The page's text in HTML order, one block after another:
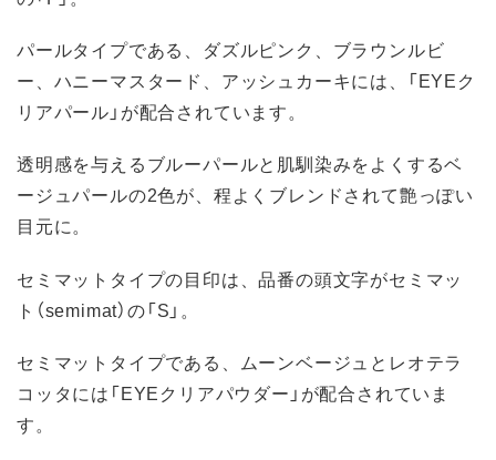
パールタイプである、ダズルピンク、ブラウンルビ
ー、ハニーマスタード、アッシュカーキには、「EYEク
リアパール」が配合されています。
透明感を与えるブルーパールと肌馴染みをよくするベ
ージュパールの2色が、程よくブレンドされて艶っぽい
目元に。
セミマットタイプの目印は、品番の頭文字がセミマッ
ト（semimat）の「S」。
セミマットタイプである、ムーンベージュとレオテラ
コッタには「EYEクリアパウダー」が配合されていま
す。